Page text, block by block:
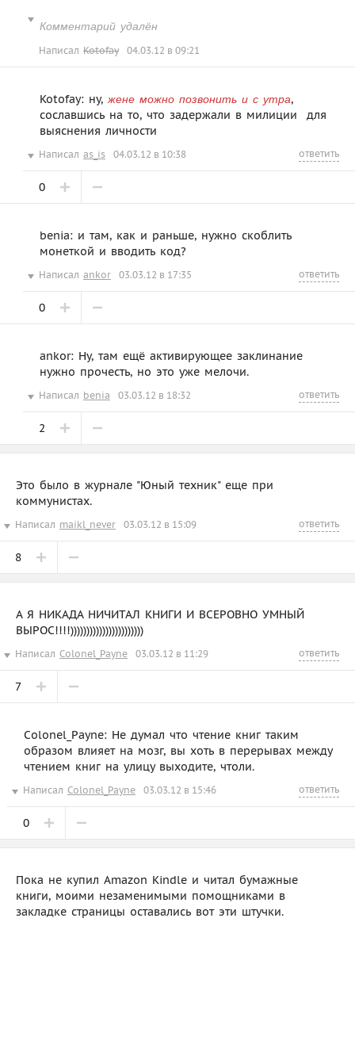
Комментарий удалён
Написал Kotofay 04.03.12 в 09:21
Kotofay: ну,жене можно позвонить и с утра,
сославшись на то, что задержали в милиции  для
выяснения личности
Написал as_is 04.03.12 в 10:38 ответить
0
benia: и там, как и раньше, нужно скоблить
монеткой и вводить код?
Написал ankor 03.03.12 в 17:35 ответить
0
ankor: Ну, там ещё активирующее заклинание
нужно прочесть, но это уже мелочи.
Написал benia 03.03.12 в 18:32 ответить
2
Это было в журнале "Юный техник" еще при
коммунистах.
Написал maikl_never 03.03.12 в 15:09 ответить
8
А Я НИКАДА НИЧИТАЛ КНИГИ И ВСЕРОВНО УМНЫЙ
ВЫРОС!!!!)))))))))))))))))))))))
Написал Colonel_Payne 03.03.12 в 11:29 ответить
7
Colonel_Payne: Не думал что чтение книг таким
образом влияет на мозг, вы хоть в перерывах между
чтением книг на улицу выходите, чтоли.
Написал Colonel_Payne 03.03.12 в 15:46 ответить
0
Пока не купил Amazon Kindle и читал бумажные
книги, моими незаменимыми помощниками в
закладке страницы оставались вот эти штучки.